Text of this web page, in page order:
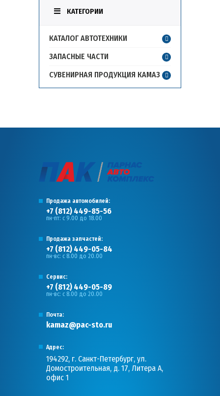
КАТЕГОРИИ
КАТАЛОГ АВТОТЕХНИКИ
ЗАПАСНЫЕ ЧАСТИ
СУВЕНИРНАЯ ПРОДУКЦИЯ КАМАЗ
Продажа автомобилей:
+7 (812) 449-85-56
пн-пт: с 9.00 до 18.00
Продажа запчастей:
+7 (812) 449-05-84
пн-вс: с 8.00 до 20.00
Сервис:
+7 (812) 449-05-89
пн-вс: с 8.00 до 20.00
Почта:
kamaz@pac-sto.ru
Адрес:
194292, г. Санкт-Петербург, ул.
Домостроительная, д. 17, Литера А,
офис 1